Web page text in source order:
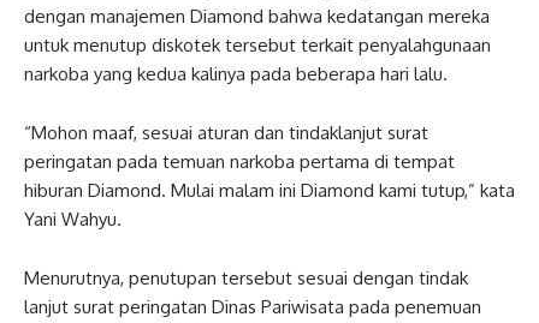
dengan manajemen Diamond bahwa kedatangan mereka
untuk menutup diskotek tersebut terkait penyalahgunaan
narkoba yang kedua kalinya pada beberapa hari lalu.
“Mohon maaf, sesuai aturan dan tindaklanjut surat
peringatan pada temuan narkoba pertama di tempat
hiburan Diamond. Mulai malam ini Diamond kami tutup,” kata
Yani Wahyu.
Menurutnya, penutupan tersebut sesuai dengan tindak
lanjut surat peringatan Dinas Pariwisata pada penemuan